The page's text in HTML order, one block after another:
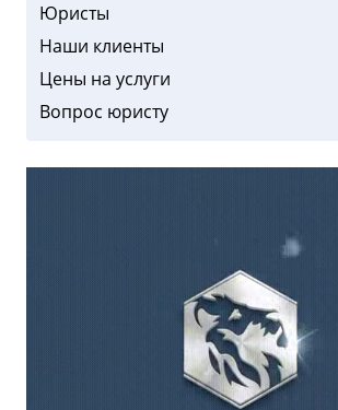
Юристы
Наши клиенты
Цены на услуги
Вопрос юристу